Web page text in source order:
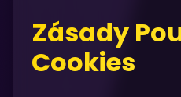
Zásady
Cookies